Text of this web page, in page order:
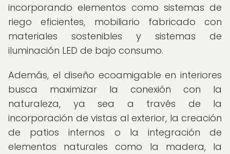
incorporando elementos como sistemas de
riego eficientes, mobiliario fabricado con
materiales sostenibles y sistemas de
iluminación LED de bajo consumo.
Además, el diseño ecoamigable en interiores
busca maximizar la conexión con la
naturaleza, ya sea a través de la
incorporación de vistas al exterior, la creación
de patios internos o la integración de
elementos naturales como la madera, la